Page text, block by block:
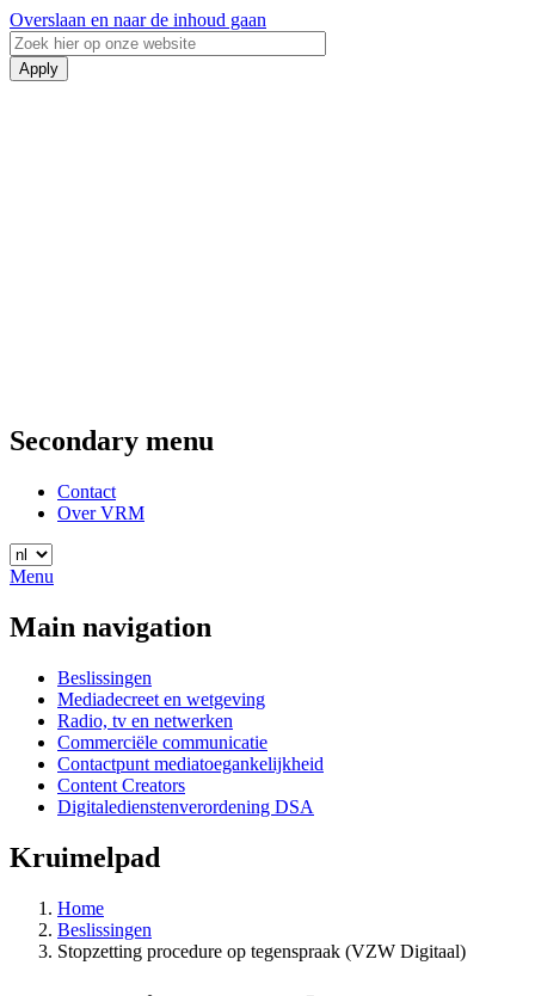
Overslaan en naar de inhoud gaan
Secondary menu
Contact
Over VRM
Menu
Main navigation
Beslissingen
Mediadecreet en wetgeving
Radio, tv en netwerken
Commerciële communicatie
Contactpunt mediatoegankelijkheid
Content Creators
Digitaledienstenverordening DSA
Kruimelpad
Home
Beslissingen
Stopzetting procedure op tegenspraak (VZW Digitaal)